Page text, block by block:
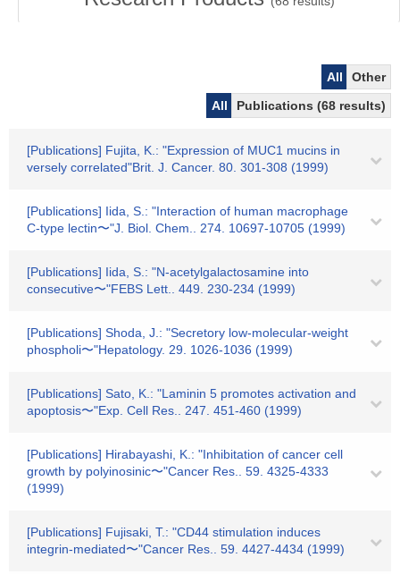
All
Other
All
Publications (68 results)
[Publications] Fujita, K.: "Expression of MUC1 mucins in
versely correlated"Brit. J. Cancer. 80. 301-308 (1999)
[Publications] Iida, S.: "Interaction of human macrophage
C-type lectin〜"J. Biol. Chem.. 274. 10697-10705 (1999)
[Publications] Iida, S.: "N-acetylgalactosamine into
consecutive〜"FEBS Lett.. 449. 230-234 (1999)
[Publications] Shoda, J.: "Secretory low-molecular-weight
phospholi〜"Hepatology. 29. 1026-1036 (1999)
[Publications] Sato, K.: "Laminin 5 promotes activation and
apoptosis〜"Exp. Cell Res.. 247. 451-460 (1999)
[Publications] Hirabayashi, K.: "Inhibitation of cancer cell
growth by polyinosinic〜"Cancer Res.. 59. 4325-4333
(1999)
[Publications] Fujisaki, T.: "CD44 stimulation induces
integrin-mediated〜"Cancer Res.. 59. 4427-4434 (1999)